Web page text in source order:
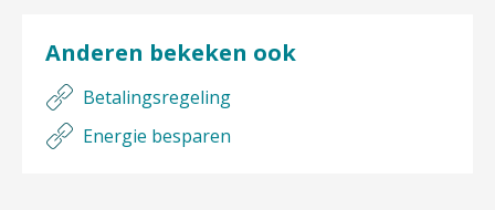
Anderen bekeken ook
Betalingsregeling
Energie besparen